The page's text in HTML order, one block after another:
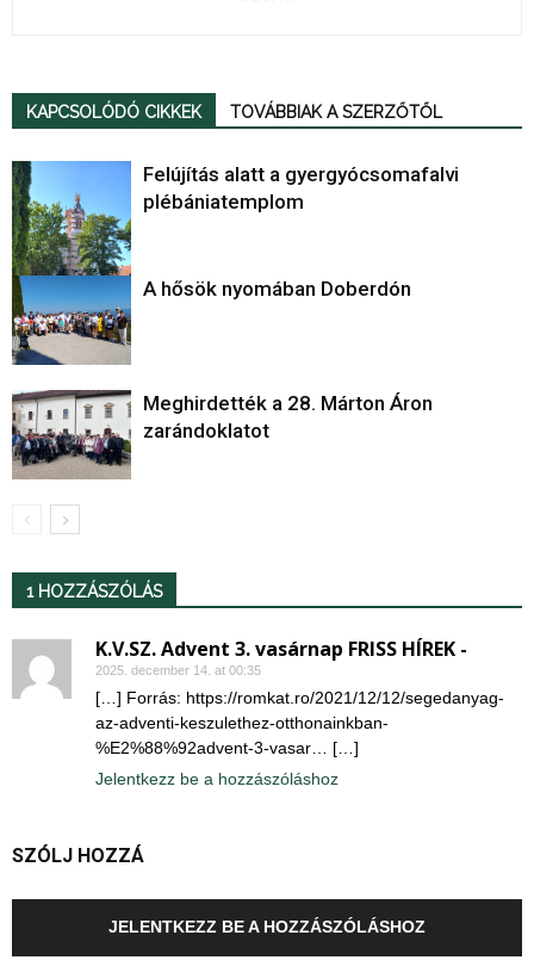
KAPCSOLÓDÓ CIKKEK TOVÁBBIAK A SZERZŐTŐL
Felújítás alatt a gyergyócsomafalvi
plébániatemplom
A hősök nyomában Doberdón
Meghirdették a 28. Márton Áron
zarándoklatot
1 HOZZÁSZÓLÁS
K.V.SZ. Advent 3. vasárnap FRISS HÍREK -
2025. december 14. at 00:35
[…] Forrás: https://romkat.ro/2021/12/12/segedanyag-
az-adventi-keszulethez-otthonainkban-
%E2%88%92advent-3-vasar… […]
Jelentkezz be a hozzászóláshoz
SZÓLJ HOZZÁ
JELENTKEZZ BE A HOZZÁSZÓLÁSHOZ